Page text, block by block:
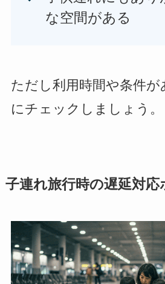
な空間がある
ただし利用時間や条件
にチェックしましょう。
子連れ旅行時の遅延対応